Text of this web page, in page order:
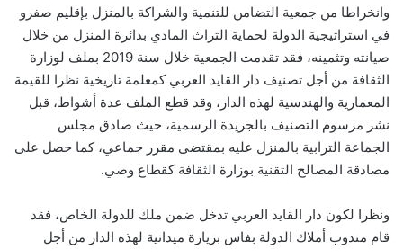
وانخراطا من جمعية التضامن للتنمية والشراكة بالمنزل بإقليم صفرو
في استراتيجية الدولة لحماية التراث المادي بدائرة المنزل من خلال
صيانته وتثمينه، فقد تقدمت الجمعية خلال سنة 2019 بملف لوزارة
الثقافة من أجل تصنيف دار القايد العربي كمعلمة تاريخية نظرا للقيمة
المعمارية والهندسية لهذه الدار، وقد قطع الملف عدة أشواط، قبل
نشر مرسوم التصنيف بالجريدة الرسمية، حيث صادق مجلس
الجماعة الترابية بالمنزل عليه بمقتضى مقرر جماعي، كما حصل على
مصادقة المصالح التقنية بوزارة الثقافة كقطاع وصي.
ونظرا لكون دار القايد العربي تدخل ضمن ملك للدولة الخاص، فقد
قام مندوب أملاك الدولة بفاس بزيارة ميدانية لهذه الدار من أجل